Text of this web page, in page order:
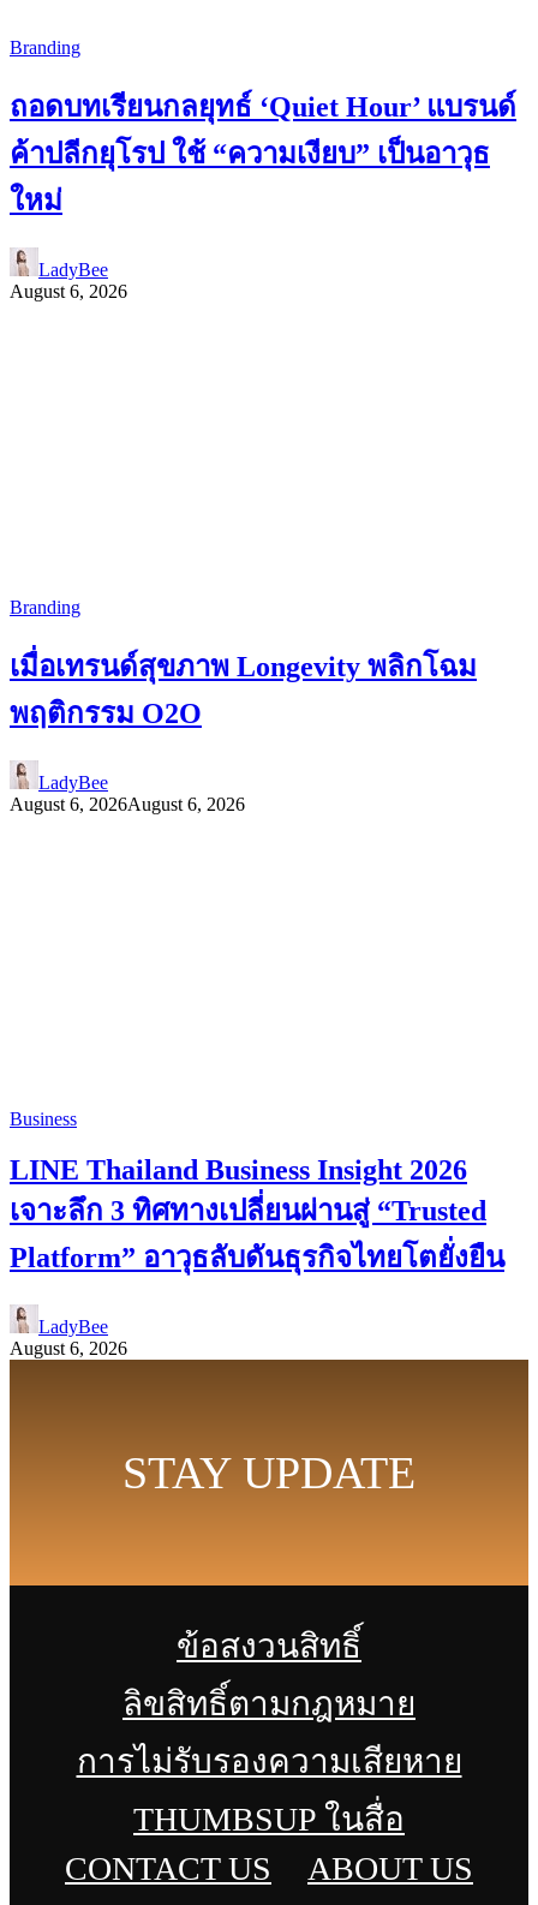
Branding
ถอดบทเรียนกลยุทธ์ ‘Quiet Hour’ แบรนด์
ค้าปลีกยุโรป ใช้ “ความเงียบ” เป็นอาวุธ
ใหม่
LadyBee
August 6, 2026
Branding
เมื่อเทรนด์สุขภาพ Longevity พลิกโฉม
พฤติกรรม O2O
LadyBee
August 6, 2026August 6, 2026
Business
LINE Thailand Business Insight 2026
เจาะลึก 3 ทิศทางเปลี่ยนผ่านสู่ “Trusted
Platform” อาวุธลับดันธุรกิจไทยโตยั่งยืน
LadyBee
August 6, 2026
STAY UPDATE
ข้อสงวนสิทธิ์
ลิขสิทธิ์ตามกฎหมาย
การไม่รับรองความเสียหาย
THUMBSUP ในสื่อ
CONTACT US
ABOUT US